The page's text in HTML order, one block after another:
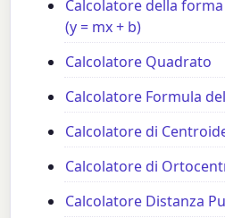
Calcolatore della
(y = mx + b)
Calcolatore Quadrato
Calcolatore Formula
Calcolatore di
Calcolatore di
Calcolatore Distanza